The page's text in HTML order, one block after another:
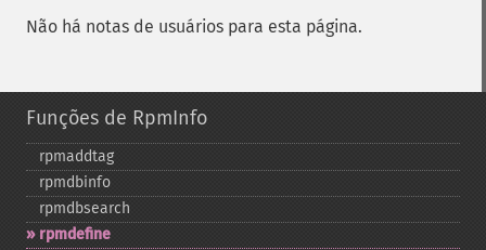
Não há notas de usuários para esta página.
Funções de RpmInfo
rpmaddtag
rpmdbinfo
rpmdbsearch
rpmdefine